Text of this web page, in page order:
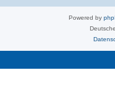
Powered by